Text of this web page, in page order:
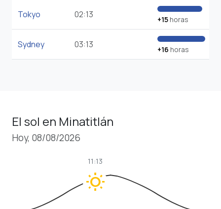
Tokyo 02:13 +15horas
Sydney 03:13 +16 horas
El sol en Minatitlán
Hoy, 08/08/2026
wb_sunny
11:13